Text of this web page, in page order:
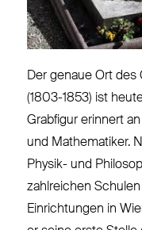
Der genaue Ort des
(1803-1853) ist
Grabfigur erinnert
und Mathematiker.
Physik- und
zahlreichen
Einrichtungen in